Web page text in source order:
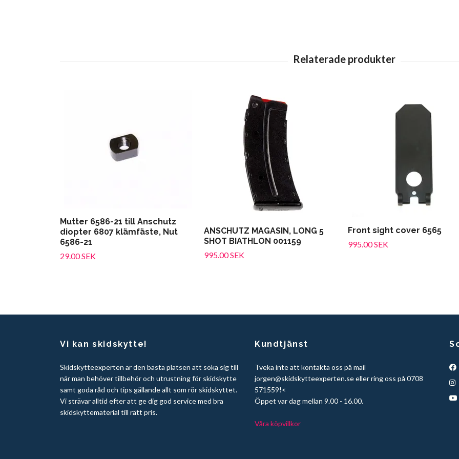
Mutter 6586-21 till Anschutz
diopter 6807 klämfäste, Nut
6586-21
29.00 SEK
ANSCHUTZ MAGASIN, LONG 5
SHOT BIATHLON 001159
995.00 SEK
Front sight cover 6565
995.00 SEK
Vi kan skidskytte!
Skidskytteexperten är den bästa platsen att söka sig till
när man behöver tillbehör och utrustning för skidskytte
samt goda råd och tips gällande allt som rör skidskyttet.
Vi strävar alltid efter att ge dig god service med bra
skidskyttematerial till rätt pris.
Kundtjänst
Tveka inte att kontakta oss på mail
jorgen@skidskytteexperten.seeller ring oss på 0708
571559!<
Öppet var dag mellan 9.00 - 16.00.
Våra köpvillkor